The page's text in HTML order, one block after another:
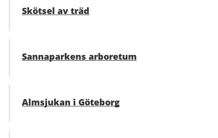
Skötsel av träd
Sannaparkens arboretum
Almsjukan i Göteborg